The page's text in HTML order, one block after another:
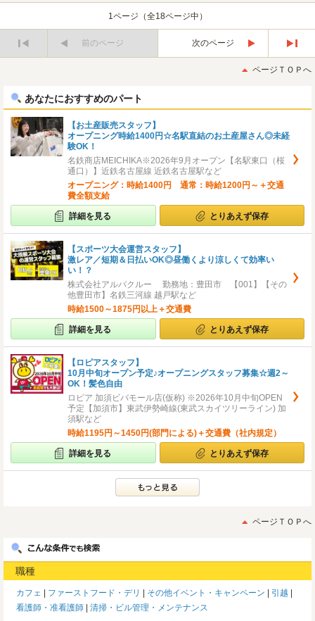
1ページ（全18ページ中）
前のページ
次のページ
後
ページＴＯＰへ
あなたにおすすめのパート
【お土産販売スタッフ】
オープニング時給1400円☆名駅直結のお土産屋さん◎未経
験OK！
名鉄商店MEICHIKA※2026年9月オープン【名駅東口（桜
通口）】近鉄名古屋線 近鉄名古屋駅など
オープニング：時給1400円 通常：時給1200円～＋交通
費全額支給
詳細を見る とりあえず保存
【スポーツ大会運営スタッフ】
激レア／短期＆日払いOK◎昼働くより涼しくて効率い
い！？
株式会社アルバクルー 勤務地：豊田市 【001】【その
他豊田市】名鉄三河線 越戸駅など
時給1500～1875円以上＋交通費
詳細を見る とりあえず保存
【ロピアスタッフ】
10月中旬オープン予定♪オープニングスタッフ募集☆週2～
OK！髪色自由
ロピア 加須ビバモール店(仮称) ※2026年10月中旬OPEN
予定【加須市】東武伊勢崎線(東武スカイツリーライン) 加
須駅など
時給1195円～1450円(部門による)＋交通費（社内規定）
詳細を見る とりあえず保存
ページＴＯＰへ
職種
カフェ ファーストフード・デリ その他イベント・キャンペーン
引越
看護師・准看護師
清掃・ビル管理・メンテナンス